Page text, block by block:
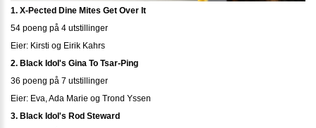
1. X-Pected Dine Mites Get Over It
54 poeng på 4 utstillinger
Eier: Kirsti og Eirik Kahrs
2. Black Idol's Gina To Tsar-Ping
36 poeng på 7 utstillinger
Eier: Eva, Ada Marie og Trond Yssen
3. Black Idol's Rod Steward